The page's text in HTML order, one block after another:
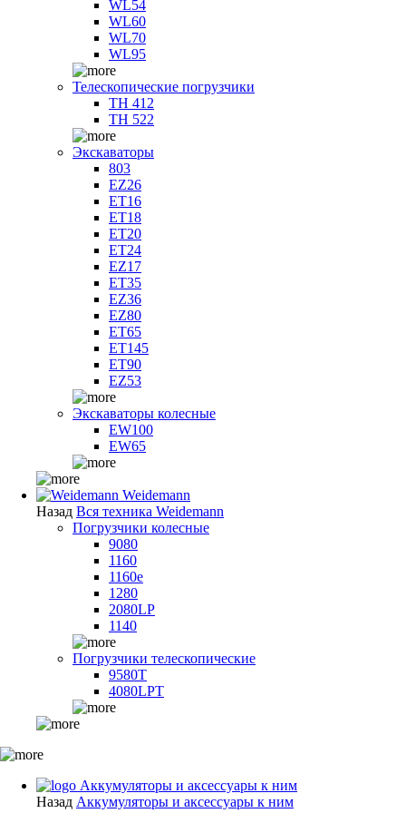
WL54
WL60
WL70
WL95
Телескопические погрузчики
TH 412
TH 522
Экскаваторы
803
EZ26
ET16
ET18
ET20
ET24
EZ17
ET35
EZ36
EZ80
ET65
ET145
ET90
EZ53
Экскаваторы колесные
EW100
EW65
Weidemann
Назад Вся техника Weidemann
Погрузчики колесные
9080
1160
1160e
1280
2080LP
1140
Погрузчики телескопические
9580T
4080LPT
Аккумуляторы и аксессуары к ним
Назад Аккумуляторы и аксессуары к ним